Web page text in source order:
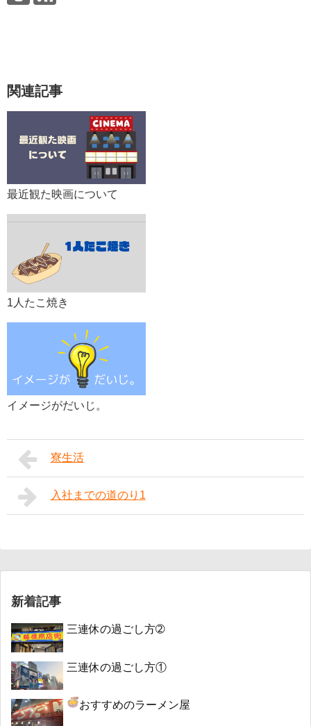
関連記事
最近観た映画について
1人たこ焼き
イメージがだいじ。
寮生活
入社までの道のり1
新着記事
三連休の過ごし方➁
三連休の過ごし方①
おすすめのラーメン屋